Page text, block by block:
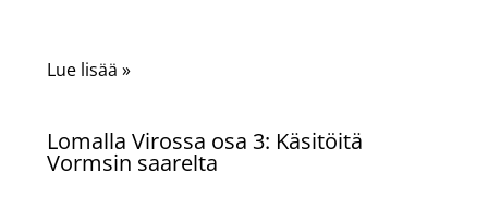
Lue lisää »
Lomalla Virossa osa 3: Käsitöitä
Vormsin saarelta